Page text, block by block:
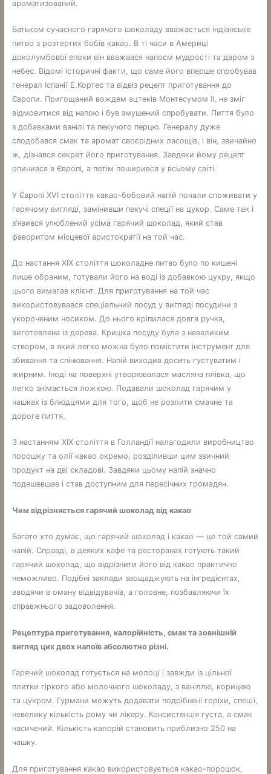
ароматизований.
Батьком сучасного гарячого шоколаду вважається індіанське
питво з розтертих бобів какао. В ті часи в Америці
доколумбової епохи він вважався напоєм мудрості та даром з
небес. Відомі історичні факти, що саме його вперше спробував
генерал Іспанії Е.Кортес та відвіз рецепт приготування до
Європи. Пригощаний вождем ацтеків Монтесумом II, не зміг
відмовитися від напою і був змушений спробувати. Пиття було
з добавками ванілі та пекучого перцю. Генералу дуже
сподобався смак та аромат своєрідних ласощів, і він, звичайно
ж, дізнався секрет його приготування. Завдяки йому рецепт
опинився в Європі, а потім поширився у всьому світі.
У Європі XVI століття какао-бобовий напій почали споживати у
гарячому вигляді, замінивши пекучі спеції на цукор. Саме так і
з’явився улюблений усіма гарячий шоколад, який став
фаворитом місцевої аристократії на той час.
До настання XIX століття шоколадне питво було по кишені
лише обраним, готували його на воді із добавкою цукру, якщо
цього вимагав клієнт. Для приготування на той час
використовувався спеціальний посуд у вигляді посудини з
укороченим носиком. До нього кріпилася довга ручка,
виготовлена ​​із дерева. Кришка посуду була з невеликим
отвором, в який легко можна було помістити інструмент для
збивання та спінювання. Напій виходив досить густуватим і
жирним. Іноді на поверхні утворювалася масляна плівка, що
легко знімається ложкою. Подавали шоколад гарячим у
чашках із блюдцями для того, щоб не розлити смачне та
дороге пиття.
З настанням XIX століття в Голландії налагодили виробництво
порошку та олії какао окремо, розділивши цим звичний
продукт на дві складові. Завдяки цьому напій значно
подешевшав і став доступним для пересічних громадян.
Чим відрізняється гарячий шоколад від какао
Багато хто думає, що гарячий шоколад і какао — це той самий
напій. Справді, в деяких кафе та ресторанах готують такий
гарячий шоколад, що відрізнити його від какао практично
неможливо. Подібні заклади заощаджують на інгредієнтах,
вводячи в оману відвідувачів, а головне, позбавляючи їх
справжнього задоволення.
Рецептура приготування, калорійність, смак та зовнішній
вигляд цих двох напоїв абсолютно різні.
Гарячий шоколад готується на молоці і завжди із цільної
плитки гіркого або молочного шоколаду, з ваніллю, корицею
та цукром. Гурмани можуть додавати подрібнені горіхи, спеції,
невелику кількість рому чи лікеру. Консистенція густа, а смак
насичений. Кількість калорій становить приблизно 250 на
чашку.
Для приготування какао використовується какао-порошок,